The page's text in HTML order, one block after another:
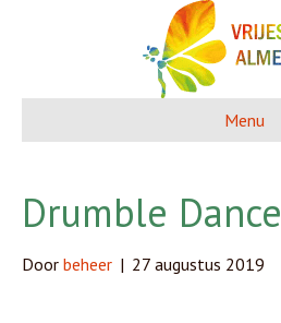
Menu
Drumble Dance
Door beheer | 27 augustus 2019